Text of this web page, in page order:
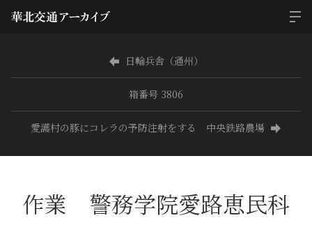
日輪兵舎（通州）
箱番号 3806
愛護村の豚にコレラの予防注射をする 中央鉄路農場
作業 警務学院愛路恵民科